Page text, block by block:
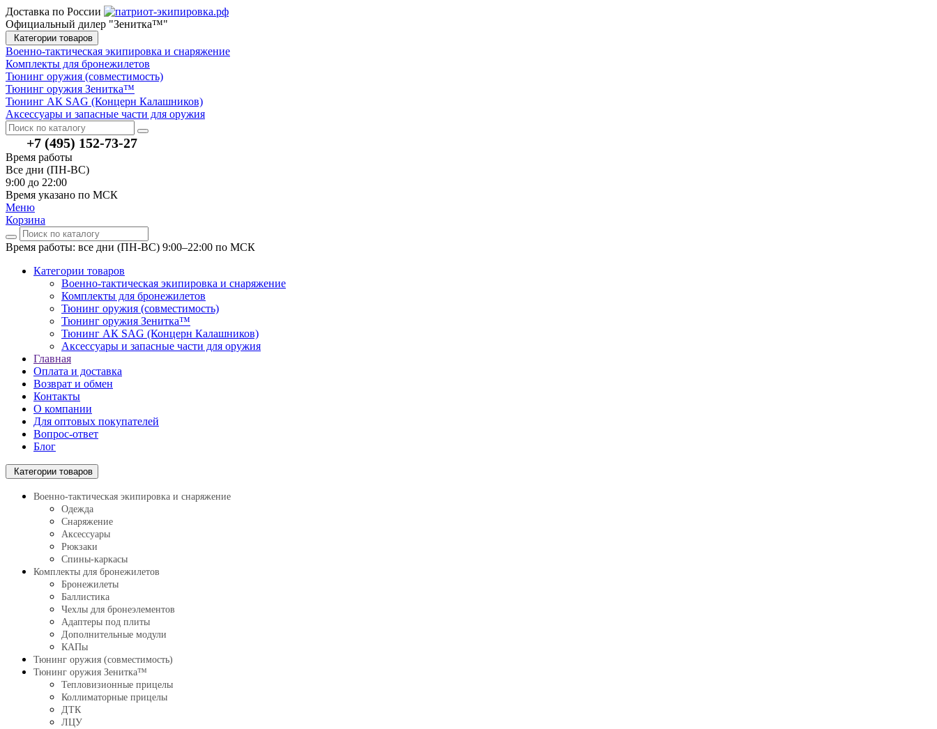
Доставка по России
Официальный дилер "Зенитка™"
Категории товаров
Военно-тактическая экипировка и снаряжение
Комплекты для бронежилетов
Тюнинг оружия (совместимость)
Тюнинг оружия Зенитка™
Тюнинг АК SAG (Концерн Калашников)
Аксессуары и запасные части для оружия
+7 (495) 152-73-27
Время работы
Все дни (ПН-ВС)
9:00 до 22:00
Время указано по МСК
Меню
Корзина
Время работы: все дни (ПН-ВС) 9:00–22:00 по МСК
Категории товаров
Военно-тактическая экипировка и снаряжение
Комплекты для бронежилетов
Тюнинг оружия (совместимость)
Тюнинг оружия Зенитка™
Тюнинг АК SAG (Концерн Калашников)
Аксессуары и запасные части для оружия
Главная
Оплата и доставка
Возврат и обмен
Контакты
О компании
Для оптовых покупателей
Вопрос-ответ
Блог
Категории товаров
Военно-тактическая экипировка и снаряжение
Одежда
Снаряжение
Аксессуары
Рюкзаки
Спины-каркасы
Комплекты для бронежилетов
Бронежилеты
Баллистика
Чехлы для бронеэлементов
Адаптеры под плиты
Дополнительные модули
КАПы
Тюнинг оружия (совместимость)
Тюнинг оружия Зенитка™
Тепловизионные прицелы
Коллиматорные прицелы
ДТК
ЛЦУ